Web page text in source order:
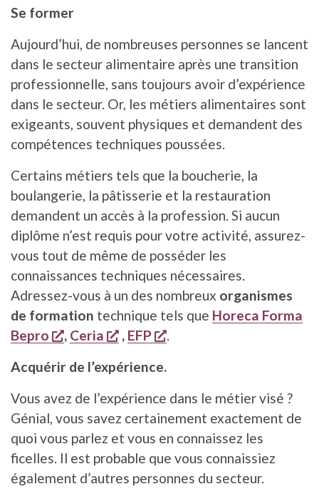
Se former
Aujourd’hui, de nombreuses personnes se lancent
dans le secteur alimentaire après une transition
professionnelle, sans toujours avoir d’expérience
dans le secteur. Or, les métiers alimentaires sont
exigeants, souvent physiques et demandent des
compétences techniques poussées.
Certains métiers tels que la boucherie, la
boulangerie, la pâtisserie et la restauration
demandent un accès à la profession. Si aucun
diplôme n’est requis pour votre activité, assurez-
vous tout de même de posséder les
connaissances techniques nécessaires.
Adressez-vous à un des nombreux organismes
de formation technique tels que Horeca Forma
Bepro
s'ouvre dans une nouvelle fenêtre
, Ceria s'ouvre dans une nouvelle
, EFP s'ouvre dans une
.
Acquérir de l’expérience.
Vous avez de l’expérience dans le métier visé ?
Génial, vous savez certainement exactement de
quoi vous parlez et vous en connaissez les
ficelles. Il est probable que vous connaissiez
également d’autres personnes du secteur.